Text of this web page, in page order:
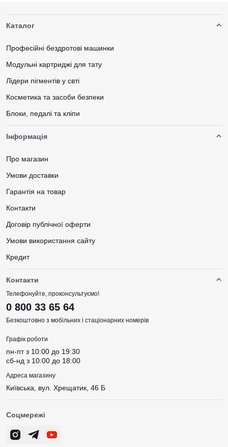
Каталог
Професійні бездротові машинки
Модульні картриджі для тату
Лідери пігментів у свті
Косметика та засоби безпеки
Блоки, педалі та кліпи
Інформація
Про магазин
Умови доставки
Гарантія на товар
Контакти
Договір публічної оферти
Умови використання сайту
Кредит
Контакти
Телефонуйте, проконсультуємо!
0 800 33 65 64
Безкоштовно з мобільних і стаціонарних номерів
Графік роботи
пн-пт з 10:00 до 19:30
сб-нд з 10:00 до 18:00
Адреса магазину
Київська, вул. Хрещатик, 46 Б
Соцмережі